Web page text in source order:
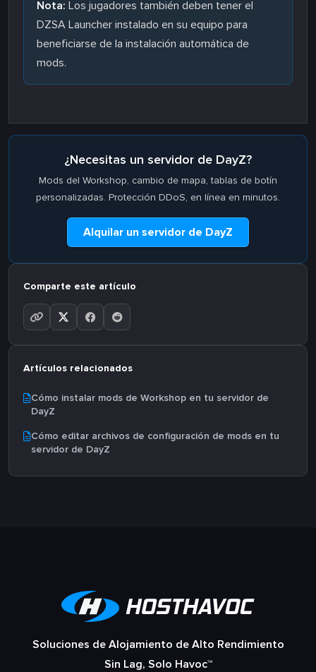
Nota: Los jugadores también deben tener el
DZSA Launcher instalado en su equipo para
beneficiarse de la instalación automática de
mods.
¿Necesitas un servidor de DayZ?
Mods del Workshop, cambio de mapa, tablas de botín
personalizadas. Protección DDoS, en línea en minutos.
Alquilar un servidor de DayZ
Comparte este artículo
Artículos relacionados
Cómo instalar mods de Workshop en tu servidor de
DayZ
Cómo editar archivos de configuración de mods en tu
servidor de DayZ
Soluciones de Alojamiento de Alto Rendimiento
Sin Lag, Solo Havoc™